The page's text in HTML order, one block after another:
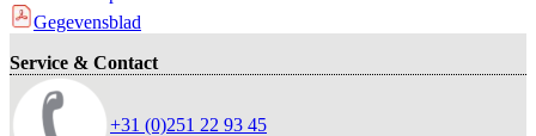
Gegevensblad
Service & Contact
+31 (0)251 22 93 45